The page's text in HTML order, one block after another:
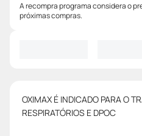
A recompra programa considera o
próximas compras.
OXIMAX É INDICADO PARA O
RESPIRATÓRIOS E DPOC